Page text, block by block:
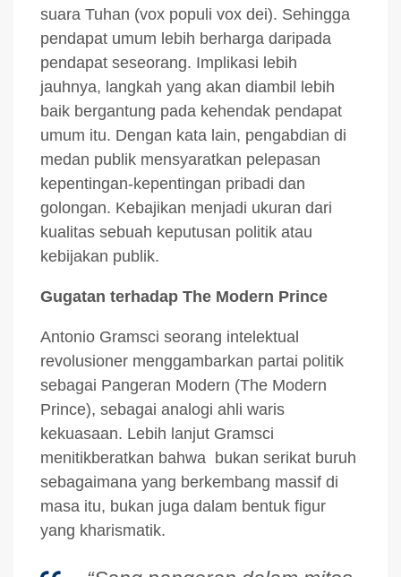
suara Tuhan (vox populi vox dei). Sehingga
pendapat umum lebih berharga daripada
pendapat seseorang. Implikasi lebih
jauhnya, langkah yang akan diambil lebih
baik bergantung pada kehendak pendapat
umum itu. Dengan kata lain, pengabdian di
medan publik mensyaratkan pelepasan
kepentingan-kepentingan pribadi dan
golongan. Kebajikan menjadi ukuran dari
kualitas sebuah keputusan politik atau
kebijakan publik.
Gugatan terhadap The Modern Prince
Antonio Gramsci seorang intelektual
revolusioner menggambarkan partai politik
sebagai Pangeran Modern (The Modern
Prince), sebagai analogi ahli waris
kekuasaan. Lebih lanjut Gramsci
menitikberatkan bahwa bukan serikat buruh
sebagaimana yang berkembang massif di
masa itu, bukan juga dalam bentuk figur
yang kharismatik.